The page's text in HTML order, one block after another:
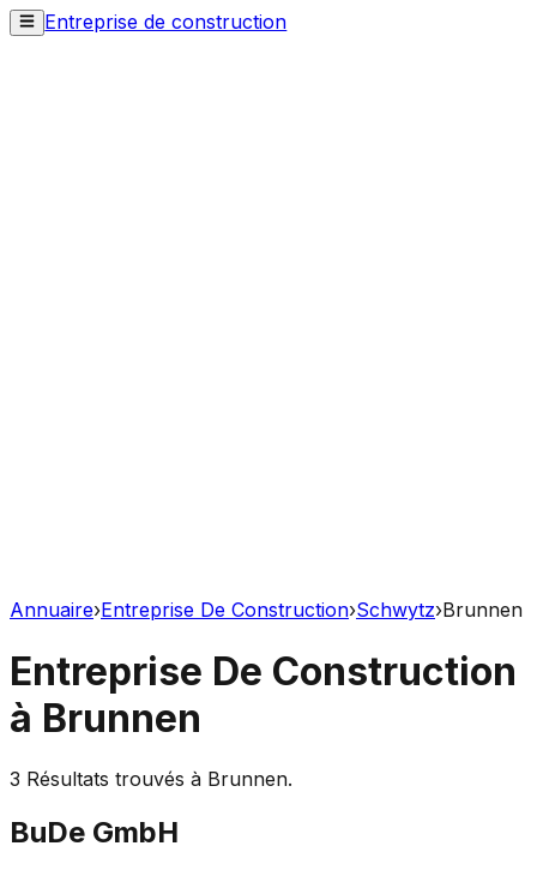
Entreprise de construction
Annuaire›Entreprise De Construction›Schwytz›Brunnen
Entreprise De Construction
à Brunnen
3 Résultats trouvés à Brunnen.
BuDe GmbH